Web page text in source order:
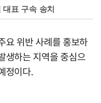
표 구속 송치
요 위반 사례를 홍보하
생하는 지역을 중심으
정이다.